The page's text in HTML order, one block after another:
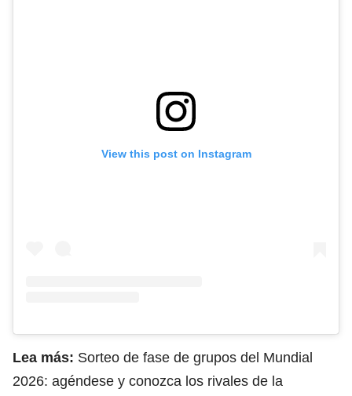
View this post on Instagram
Lea más: Sorteo de fase de grupos del Mundial
2026: agéndese y conozca los rivales de la